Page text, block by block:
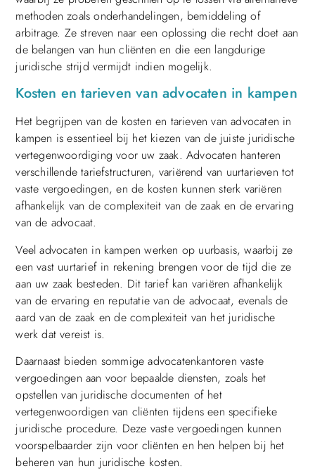
methoden zoals onderhandelingen, bemiddeling of
arbitrage. Ze streven naar een oplossing die recht doet aan
de belangen van hun cliënten en die een langdurige
juridische strijd vermijdt indien mogelijk.
Kosten en tarieven van advocaten in kampen
Het begrijpen van de kosten en tarieven van advocaten in
kampen is essentieel bij het kiezen van de juiste juridische
vertegenwoordiging voor uw zaak. Advocaten hanteren
verschillende tariefstructuren, variërend van uurtarieven tot
vaste vergoedingen, en de kosten kunnen sterk variëren
afhankelijk van de complexiteit van de zaak en de ervaring
van de advocaat.
Veel advocaten in kampen werken op uurbasis, waarbij ze
een vast uurtarief in rekening brengen voor de tijd die ze
aan uw zaak besteden. Dit tarief kan variëren afhankelijk
van de ervaring en reputatie van de advocaat, evenals de
aard van de zaak en de complexiteit van het juridische
werk dat vereist is.
Daarnaast bieden sommige advocatenkantoren vaste
vergoedingen aan voor bepaalde diensten, zoals het
opstellen van juridische documenten of het
vertegenwoordigen van cliënten tijdens een specifieke
juridische procedure. Deze vaste vergoedingen kunnen
voorspelbaarder zijn voor cliënten en hen helpen bij het
beheren van hun juridische kosten.